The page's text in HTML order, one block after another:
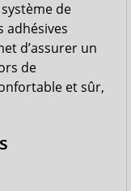
de
adhésives
d’assurer un
de
et sûr,